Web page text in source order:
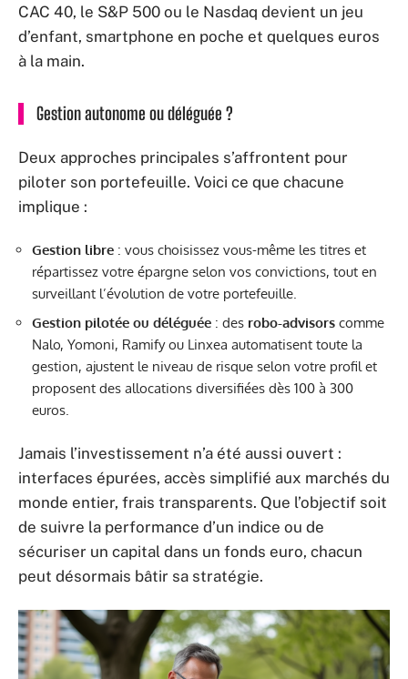
CAC 40, le S&P 500 ou le Nasdaq devient un jeu
d’enfant, smartphone en poche et quelques euros
à la main.
Gestion autonome ou déléguée ?
Deux approches principales s’affrontent pour
piloter son portefeuille. Voici ce que chacune
implique :
Gestion libre : vous choisissez vous-même les titres et
répartissez votre épargne selon vos convictions, tout en
surveillant l’évolution de votre portefeuille.
Gestion pilotée ou déléguée : des robo-advisors comme
Nalo, Yomoni, Ramify ou Linxea automatisent toute la
gestion, ajustent le niveau de risque selon votre profil et
proposent des allocations diversifiées dès 100 à 300
euros.
Jamais l’investissement n’a été aussi ouvert :
interfaces épurées, accès simplifié aux marchés du
monde entier, frais transparents. Que l’objectif soit
de suivre la performance d’un indice ou de
sécuriser un capital dans un fonds euro, chacun
peut désormais bâtir sa stratégie.